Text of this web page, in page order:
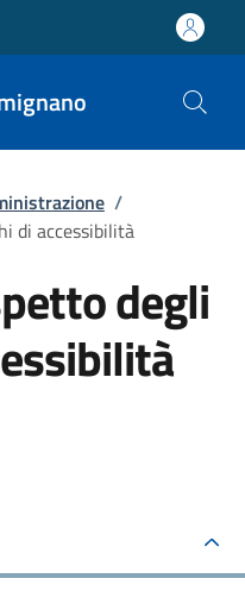
/
di accessibilità
degli